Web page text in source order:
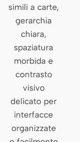
Claude Code
OpenCode
Gemini CLI
Qwen Code
Grok Build
Kimi CLI
simili a carte,
gerarchia
chiara,
spaziatura
morbida e
contrasto
visivo
delicato per
interfacce
organizzate